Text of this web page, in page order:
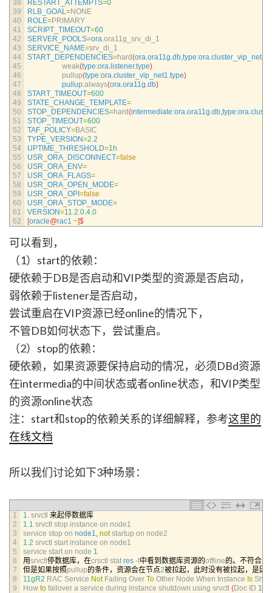
38
39
40
41
42
43
44
45
46
47
48
49
50
51
52
53
54
55
56
57
58
59
60
61
62
RESTART_ATTEMPTS=0
RLB_GOAL=NONE
ROLE=PRIMARY
SCRIPT_TIMEOUT=60
SERVER_POOLS=ora.ora11g_srv_di_1
SERVICE_NAME=srv_di_1
START_DEPENDENCIES=hard(ora.ora11g.db,type:ora.cluster_vip_net1
weak(type:ora. listener.type)
pullup(type:ora.cluster_vip_net1.type)
pullup:always(ora.ora11g.db)
START_TIMEOUT=600
STATE_CHANGE_TEMPLATE=
STOP_DEPENDENCIES=hard(intermediate:ora.ora11g.db,type:ora.
STOP_TIMEOUT=600
TAF_POLICY=BASIC
TYPE_VERSION=2.2
UPTIME_THRESHOLD=1h
USR_ORA_DISCONNECT=false
USR_ORA_ENV=
USR_ORA_FLAGS=
USR_ORA_OPEN_MODE=
USR_ORA_OPI =false
USR_ORA_STOP_MODE=
VERSION=11.2.0.4.0
[oracle@rac1 ~]$
可以看到，
（1）start的依赖：
硬依赖于DB是否启动和VIP类型的资源是否启动，
弱依赖于listener是否启动，
尝试重启在VIP资源已经online的情况下，
不管DB如何状态下，尝试重启。
（2）stop的依赖：
硬依赖，如果资源要保持启动的情况，必须DBd资源
在intermedia的中间状态或者online状态，和VIP类型
的资源online状态
注：start和stop的依赖关系的详细解释，参考这里的
在线文档
所以我们讨论如下3种场景：
1
2
3
4
5
6
7
8
9
1. srvctl 来起停数据库
1.1 srvctl stop instance on node1
service stop on node1, not startup on node2
1.2 srvctl start instance on node1
service start on node 1
用srvctl 停数据库，在crsctl stat res -t中看到数据库资源的offline的。不符合
但是如果按照pullup的条件，资源会在节点2被拉起，此时没有被拉起，是因
11gR2 RAC Service Not Failing Over To Other Node When Instance Is Shut
How to failover a service during instance shutdown using srvctl (Doc ID